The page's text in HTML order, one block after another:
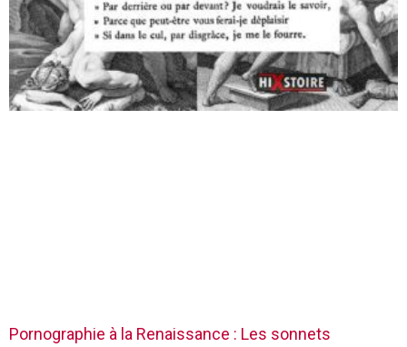
Pornographie à la Renaissance : Les sonnets